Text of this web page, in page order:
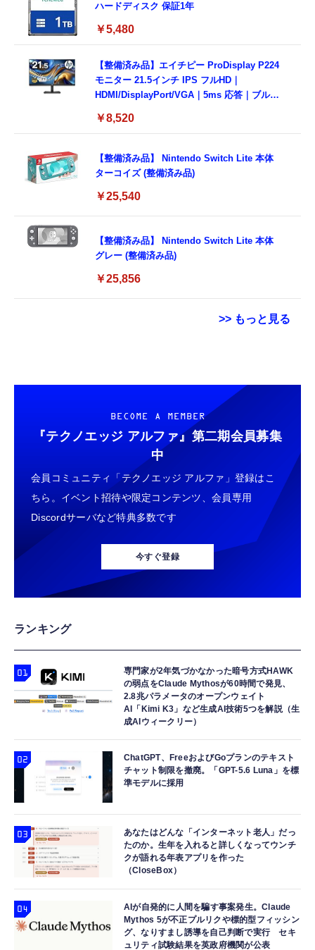
ハードディスク 保証1年
￥5,480
【整備済み品】エイチピー ProDisplay P224
モニター 21.5インチ IPS フルHD｜
HDMI/DisplayPort/VGA｜5ms 応答｜ブルー
応
￥8,520
【整備済み品】 Nintendo Switch Lite 本体
ターコイズ (整備済み品)
￥25,540
【整備済み品】 Nintendo Switch Lite 本体
グレー (整備済み品)
￥25,856
>> もっと見る
Speed HDMI Cable認証品】 48Gbps 超高速
テレビ・パソコン・ゲーム機などに
7680×4320 eARC 黒 ECDH-HD21E20BK
￥1,060
Philips(フィリップス) チューナーレステレビ
43インチ 量子ドット FHD QLED スマートテ
レビ Google TV内蔵 HDR10/Dolby Audio対
応 ネット動画視聴可能 地上波受信なし 音声
￥36,800
HDMIミラーキャスト【2026年・高性能チッ
プ搭載】4K/1080P対応 スマホ画面をテレビ
に映す ミラーリング接続
iPhone/Android/Windows/Mac OS対応 モー
ド切替不要 簡単セットアップ アプリ互換性あ
￥1,799
プロジェクター 家庭用 小型 ぷろじえくたー
350"大画面 自動台形補正 ホームシアター
HDMI/スマホ/PC/DVD/Switchなどに対応 プ
レゼント 日本語説明書
￥9,579
￥6,980
【New】Amazon Fire TV Stick HD | 手軽に
ストリーミングをはじめよう | ストリーミン
グメディアプレイヤー
￥6,980
Amazon Fire TV Stick 4K Select | 4Kの高画
質ストリーミング | ストリーミングメディア
プレイヤー
￥9,980
Amazon Echo Dot (エコードット) 第5世代 -
￥7,480
リスタルストーンオルゴンペンダント付き7チ
￥4,018
EIZO ビジネス向けプレミアムモニター |
FlexScan EV2740X-WT | 27.0型4K UHD・
USB Type-C・ホワイト
￥109,572
EIZO ビジネス向けプレミアムモニター |
FlexScan EV3240X-WT | 31.5型4K UHD・
USB Type-C・ホワイト
￥49,979
【整備済み品】Dell E2724HS 27インチ 液晶
モニター フルHD（1920×1080）VA 非光沢
HDMI/DisplayPort/VGA スピーカー内蔵 高さ
調整 スイベル VESA対応 ComfortView ビジ
ネス向け
￥15,800
BECOME A MEMBER
『テクノエッジ アルファ』 第二期会員募集
中
会員コミュニティ「テクノエッジ アルファ」登録はこ
ちら。イベント招待や限定コンテンツ、会員専用
Discordサーバなど特典多数です
今すぐ登録
ランキング
専門家が2年気づかなかった暗号方式HAWK
の弱点をClaude Mythosが60時間で発見、
2.8兆パラメータのオープンウェイト
AI「Kimi K3」など生成AI技術5つを解説（生
成AIウィークリー）
ChatGPT、FreeおよびGoプランのテキスト
チャット制限を撤廃。「GPT-5.6 Luna」を標
準モデルに採用
あなたはどんな「インターネット老人」だっ
たのか。生年を入れると詳しくなってウンチ
クが語れる年表アプリを作った
（CloseBox）
AIが自発的に人間を騙す事案発生。Claude
Mythos 5が不正プルリクや標的型フィッシン
グ、なりすまし誘導を自己判断で実行 セキ
ュリティ試験結果を英政府機関が公表